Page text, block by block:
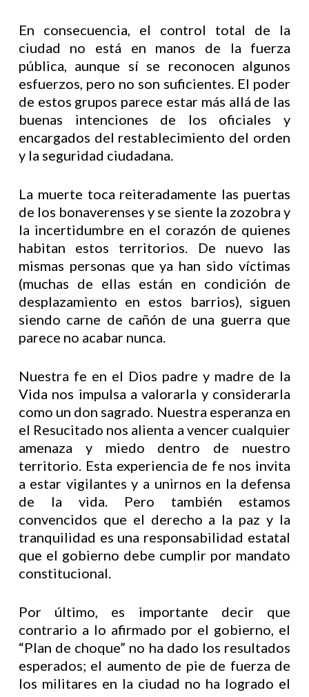
En consecuencia, el control total de la
ciudad no está en manos de la fuerza
pública, aunque sí se reconocen algunos
esfuerzos, pero no son suficientes. El poder
de estos grupos parece estar más allá de las
buenas intenciones de los oficiales y
encargados del restablecimiento del orden
y la seguridad ciudadana.
La muerte toca reiteradamente las puertas
de los bonaverenses y se siente la zozobra y
la incertidumbre en el corazón de quienes
habitan estos territorios. De nuevo las
mismas personas que ya han sido víctimas
(muchas de ellas están en condición de
desplazamiento en estos barrios), siguen
siendo carne de cañón de una guerra que
parece no acabar nunca.
Nuestra fe en el Dios padre y madre de la
Vida nos impulsa a valorarla y considerarla
como un don sagrado. Nuestra esperanza en
el Resucitado nos alienta a vencer cualquier
amenaza y miedo dentro de nuestro
territorio. Esta experiencia de fe nos invita
a estar vigilantes y a unirnos en la defensa
de la vida. Pero también estamos
convencidos que el derecho a la paz y la
tranquilidad es una responsabilidad estatal
que el gobierno debe cumplir por mandato
constitucional.
Por último, es importante decir que
contrario a lo afirmado por el gobierno, el
“Plan de choque” no ha dado los resultados
esperados; el aumento de pie de fuerza de
los militares en la ciudad no ha logrado el